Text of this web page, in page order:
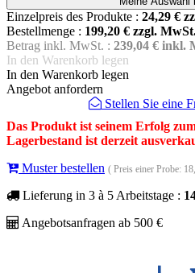
Einzelpreis des Produkte : 24,29 €
Bestellmenge : 199,20 € zzgl.
Betrag inkl. MwSt. : 239,04 € inkl.
In den Warenkorb legen
In den Warenkorb legen
Angebot anfordern
Stellen Sie eine
Das Produkt ist seinem Erfolg
Lagerbestand ist derzeit
Muster bestellen ( Preis einer Probe:
Lieferung in 3 à 5 Arbeitstage :
Angebotsanfragen ab 500 €